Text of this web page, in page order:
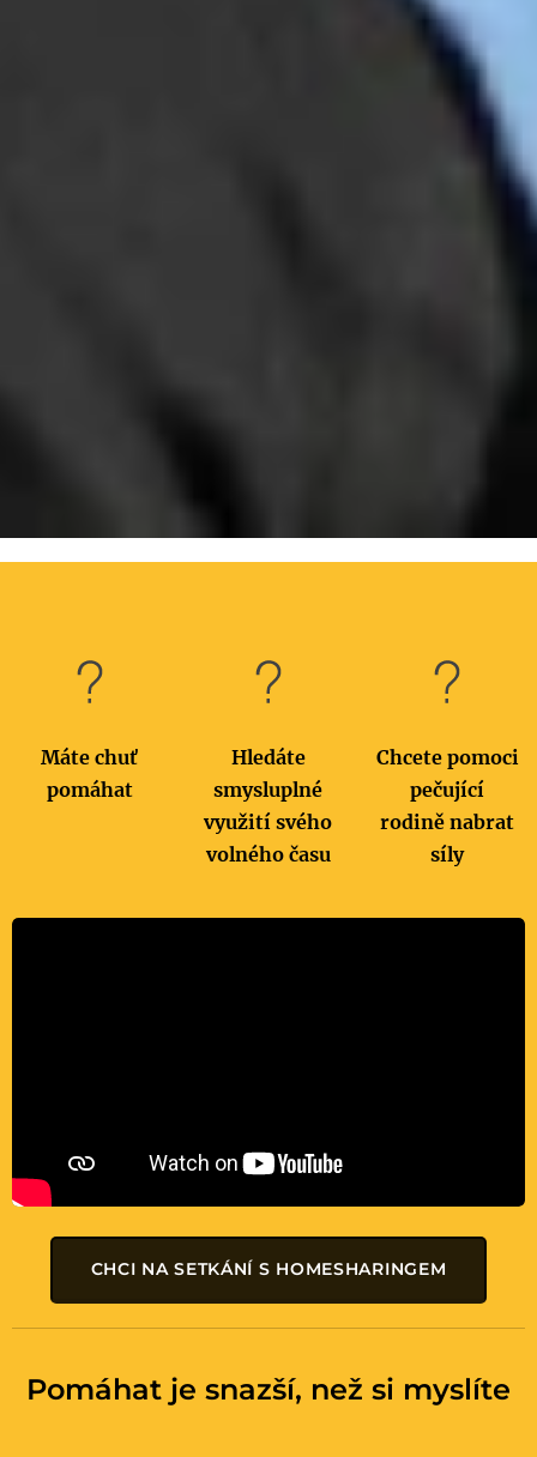
Máte chuť
pomáhat
Hledáte
smysluplné
využití svého
volného času
Chcete pomoci
pečující
rodině nabrat
síly
CHCI NA SETKÁNÍ S HOMESHARINGEM
Pomáhat je snazší, než si myslíte